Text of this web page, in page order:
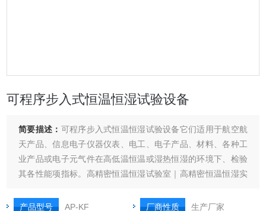
可程序步入式恒温恒湿试验设备
简要描述： 可程序步入式恒温恒湿试验设备它们适用于航空航
天产品、信息电子仪器仪表、电工、电子产品、材料、各种工
业产品或电子元气件在高低温恒温或湿热恒湿的环境下、检验
其各性能项指标。高精密恒温恒湿试验室｜高精密恒温恒湿实
等，操作方便，简单，易于维护。 本试验室选用优质材料，使
产品型号 AP-KF 厂商性质 生产厂家